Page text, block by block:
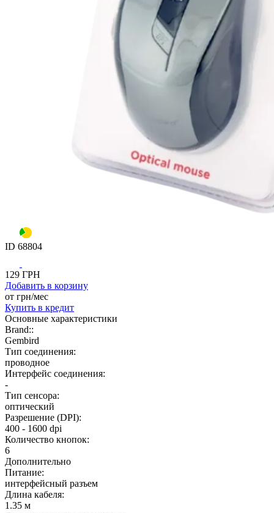
ID 68804
129 ГРН
Добавить в корзину
от грн/мес
Купить в кредит
Основные характеристики
Brand::
Gembird
Тип соединения:
проводное
Интерфейс соединения:
-
Тип сенсора:
оптический
Разрешение (DPI):
400 - 1600 dpi
Количество кнопок:
6
Дополнительно
Питание:
интерфейсный разъем
Длина кабеля:
1.35 м